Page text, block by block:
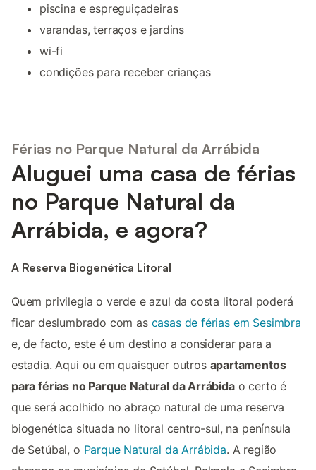
piscina e espreguiçadeiras
varandas, terraços e jardins
wi-fi
condições para receber crianças
Férias no Parque Natural da Arrábida
Aluguei uma casa de férias
no Parque Natural da
Arrábida, e agora?
A Reserva Biogenética Litoral
Quem privilegia o verde e azul da costa litoral poderá
ficar deslumbrado com as casas de férias em Sesimbra
e, de facto, este é um destino a considerar para a
estadia. Aqui ou em quaisquer outros apartamentos
para férias no Parque Natural da Arrábidao certo é
que será acolhido no abraço natural de uma reserva
biogenética situada no litoral centro-sul, na península
de Setúbal, o Parque Natural da Arrábida. A região